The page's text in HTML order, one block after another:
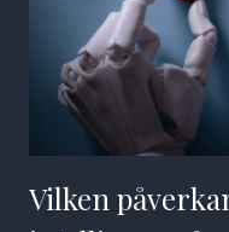
Vilken